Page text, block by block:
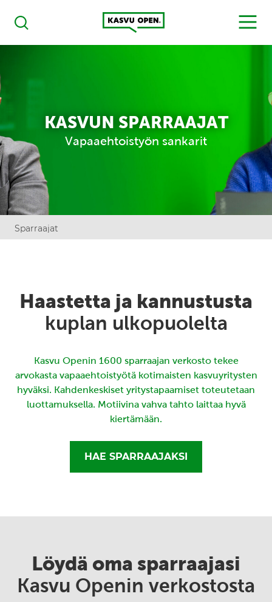
Haku
Kasvu Open
MENU
KASVUN SPARRAAJAT
Vapaaehtoistyön sankarit
Sparraajat
Haastetta ja kannustusta
kuplan ulkopuolelta
Kasvu Openin 1600 sparraajan verkosto tekee
arvokasta vapaaehtoistyötä kotimaisten kasvuyritysten
hyväksi. Kahdenkeskiset yritystapaamiset toteutetaan
luottamuksella. Motiivina vahva tahto laittaa hyvä
kiertämään.
HAE SPARRAAJAKSI
Löydä oma sparraajasi
Kasvu Openin verkostosta